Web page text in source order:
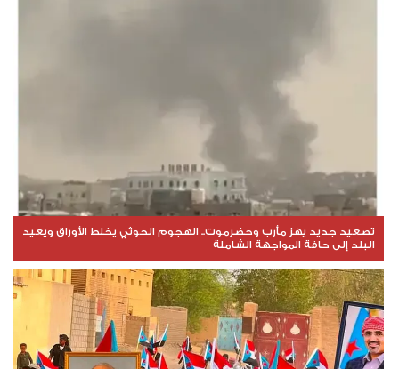
تصعيد جديد يهز مأرب وحضرموت.. الهجوم الحوثي يخلط الأوراق ويعيد
البلد إلى حافة المواجهة الشاملة